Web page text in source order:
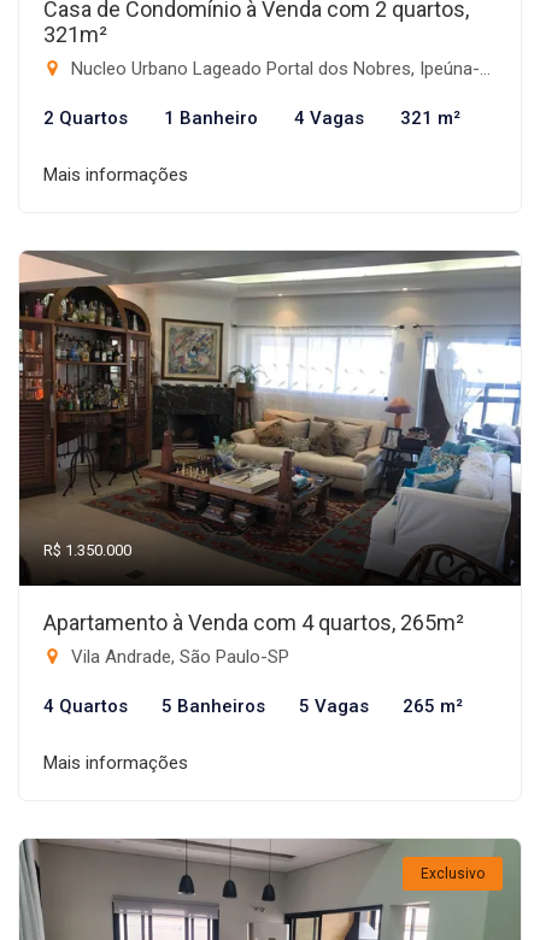
Casa de Condomínio à Venda com 2 quartos,
321m²
Nucleo Urbano Lageado Portal dos Nobres, Ipeúna-SP
2 Quartos 1 Banheiro 4 Vagas 321 m²
Mais informações
R$ 1.350.000
Apartamento à Venda com 4 quartos, 265m²
Vila Andrade, São Paulo-SP
4 Quartos 5 Banheiros 5 Vagas 265 m²
Mais informações
Exclusivo